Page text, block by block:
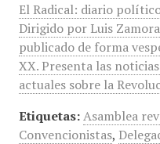
El Radical: diario
Dirigido por Luis
publicado de forma
XX. Presenta las
actuales sobre la
Etiquetas: Asamblea
Convencionistas,